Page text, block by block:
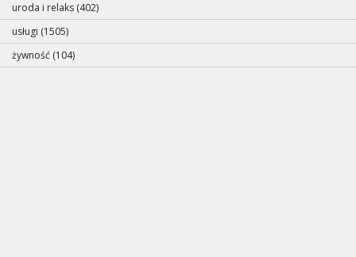
uroda i relaks (402)
usługi (1505)
żywność (104)